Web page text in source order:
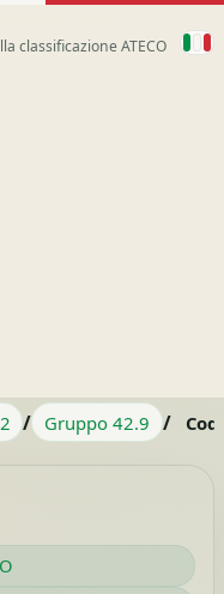
classificazione ATECO
/ Gruppo 42.9 /